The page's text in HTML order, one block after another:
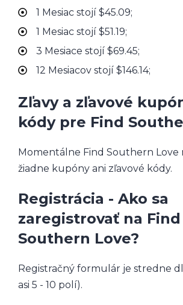
1 Mesiac stojí $45.09;
1 Mesiac stojí $51.19;
3 Mesiace stojí $69.45;
12 Mesiacov stojí $146.14;
Zľavy a zľavové
kódy pre Find
Momentálne Find Southern Love
žiadne kupóny ani zľavové kódy.
Registrácia - Ako sa
zaregistrovať na Find
Southern Love?
Registračný formulár je stredne
asi 5 - 10 polí).